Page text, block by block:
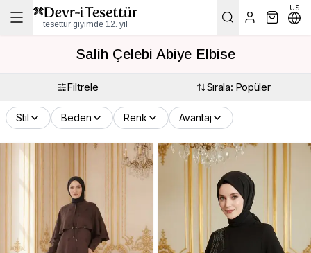
tesettür giyimde 12. yıl
US
Salih Çelebi Abiye Elbise
Filtrele Sırala: Popüler
Stil Beden Renk Avantaj